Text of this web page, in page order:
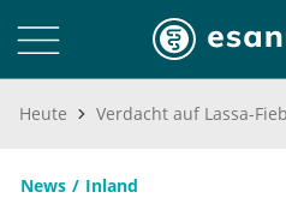
Heute Verdacht auf Lassa-
News Inland